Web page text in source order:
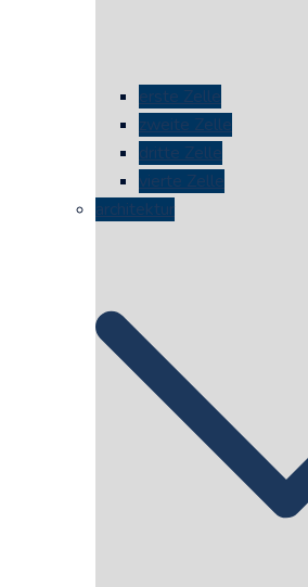
erste Zelle
zweite Zelle
dritte Zelle
vierte Zelle
architektur